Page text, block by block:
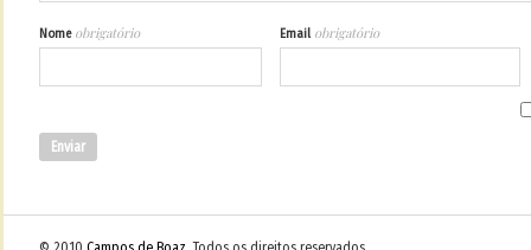
Nome obrigatório Email obrigatório